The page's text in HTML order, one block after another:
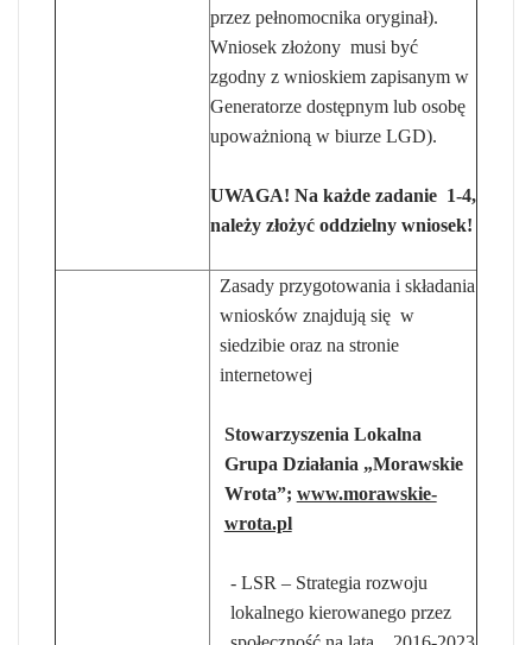
przez pełnomocnika oryginał).
Wniosek złożony musi być
zgodny z wnioskiem zapisanym w
Generatorze dostępnym lub osobę
upoważnioną w biurze LGD).
UWAGA! Na każde zadanie 1-4,
należy złożyć oddzielny wniosek!
Zasady przygotowania i składania
wniosków znajdują się w
siedzibie oraz na stronie
internetowej
Stowarzyszenia Lokalna
Grupa Działania „Morawskie
Wrota”; www.morawskie-
wrota.pl
- LSR – Strategia rozwoju
lokalnego kierowanego przez